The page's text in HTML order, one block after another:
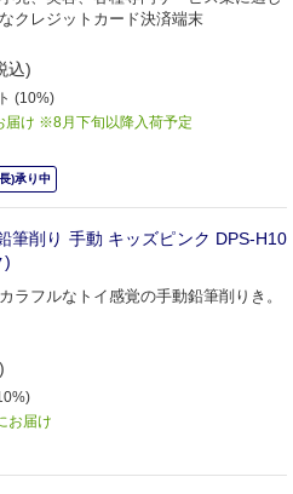
クレジットカード決済端末
込)
(10%)
届け ※8月下旬以降入荷予定
)承り中
筆削り 手動 キッズピンク DPS‐H10
)
ラフルなトイ感覚の手動鉛筆削りき。
お届け